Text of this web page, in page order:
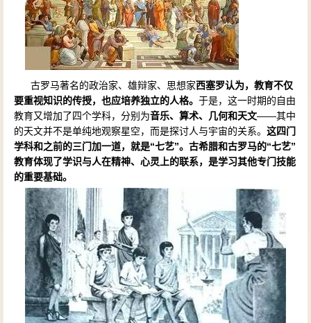
古罗马著名的政治家、雄辩家、思想家西塞罗认为，教育不仅
要重视知识的传授，也应培养独立的人格。 于是，这一时期的自由
教育又增加了四个学科，分别为音乐、算术、几何和天文——其中
的天文并不是单纯地观察星空，而是探讨人与宇宙的关系。 这四门
学科和之前的三门加一道，就是“七艺”。古希腊和古罗马的“七艺”
教育体现了学识与人在精神、心灵上的联系，是学习其他专门技能
的重要基础。